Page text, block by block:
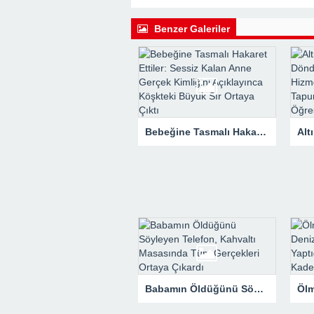
Benzer Galeriler
Bebeğine Tasmalı Hakaret Ettiler: Sessiz Kalan Anne Gerçek Kimliğini Açıklayınca Köşkteki Büyük Sır Ortaya Çıktı
Babamın Öldüğünü Söyleyen Telefon, Kahvaltı Masasında Tüm Gerçekleri Ortaya Çıkardı